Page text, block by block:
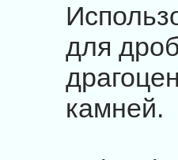
для
камней.